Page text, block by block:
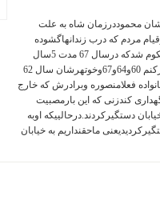
شان محموددرزمان شاه به علت
دستگیرواول به اعدام وحبس ابدمحکوم شدودرسال 57 درقیام مردم که درب زندانهاگشوده
شدایشان هم آزادشدومجدادرجمهوری اسلامی دستگیروبه 1سال حبس محکوم شدکه درسال 67 مدت 5سال
راگذارنده بودکه درکشتاردسته جمعی اعدام شدو3 برادردیگردرسالهای فکرکنم 60و64و67وخوتهرشان سال 62
سال 60 کشته شدوازاین خانواده فعلامنصوره وبرادرش که خارج
که90 سال ازسنش میگذردنگهداری کندزنی که این بارمصبیت
میکندواینک هم که منصوره راروز22 خرداددرخیابان دستگیرکردند.درحالییکه اوبه
ماحقنداریم به خیابان